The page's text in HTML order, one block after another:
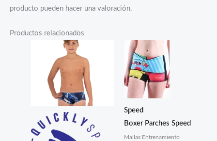
producto pueden hacer una valoración.
Productos relacionados
Speed
Boxer Parches Speed
Mallas Entrenamiento